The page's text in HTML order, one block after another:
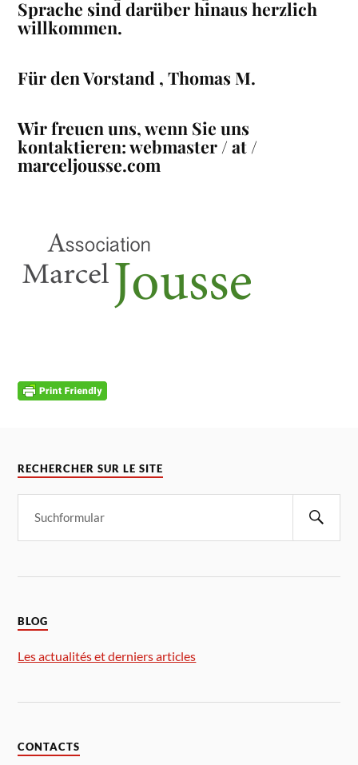
Sprache sind darüber hinaus herzlich
willkommen.
Für den Vorstand , Thomas M.
Wir freuen uns, wenn Sie uns
kontaktieren: webmaster / at /
marceljousse.com
RECHERCHER SUR LE SITE
BLOG
Les actualités et derniers articles
CONTACTS